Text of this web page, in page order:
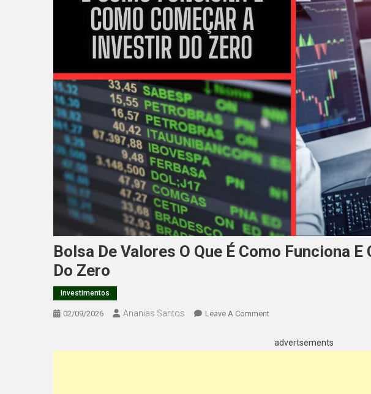
Bolsa De Valores O Que É Como Funciona
Do Zero
Investimentos
02/09/2026 Ananias Santos Leave A CommentOn
De
advertsements